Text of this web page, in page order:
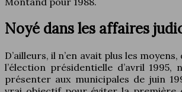
Noyé dans les affaires
D’ailleurs, il n’en avait plus les
l’élection présidentielle d’avril 1995,
présenter aux municipales de juin